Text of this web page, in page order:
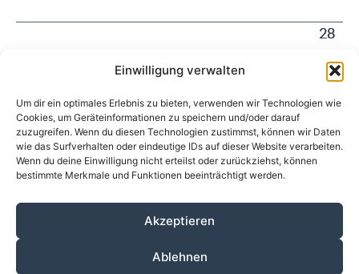
Einwilligung verwalten
Um dir ein optimales Erlebnis zu bieten, verwenden wir Technologien wie
Cookies, um Geräteinformationen zu speichern und/oder darauf
zuzugreifen. Wenn du diesen Technologien zustimmst, können wir Daten
wie das Surfverhalten oder eindeutige IDs auf dieser Website verarbeiten.
Wenn du deine Einwilligung nicht erteilst oder zurückziehst, können
bestimmte Merkmale und Funktionen beeinträchtigt werden.
Akzeptieren
Ablehnen
28
29
Kontakt Datenschutz